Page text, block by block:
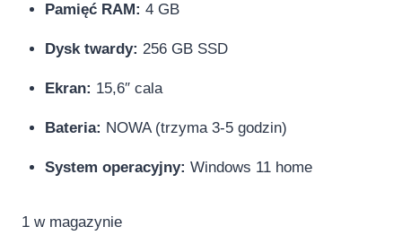
Pamięć RAM: 4 GB
Dysk twardy: 256 GB SSD
Ekran: 15,6″ cala
Bateria: NOWA (trzyma 3-5 godzin)
System operacyjny: Windows 11 home
1 w magazynie